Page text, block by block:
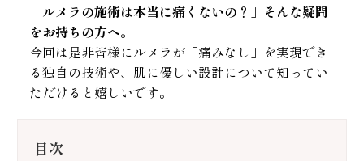
「ルメラの施術は本当に痛くないの？」そんな疑問
をお持ちの方へ。
今回は是非皆様にルメラが「痛みなし」を実現でき
る独自の技術や、肌に優しい設計について知ってい
ただけると嬉しいです。
目次